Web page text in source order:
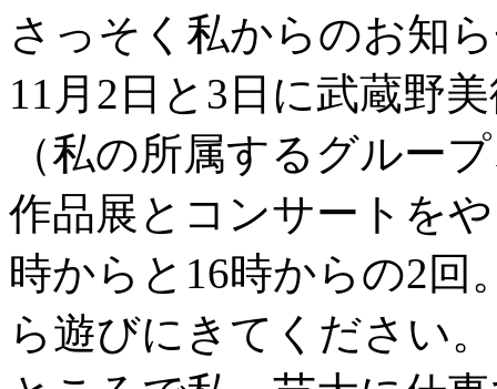
さっそく私からのお知
11月2日と3日に武蔵野
（私の所属するグルー
作品展とコンサートを
時からと16時からの2回
ら遊びにきてください。